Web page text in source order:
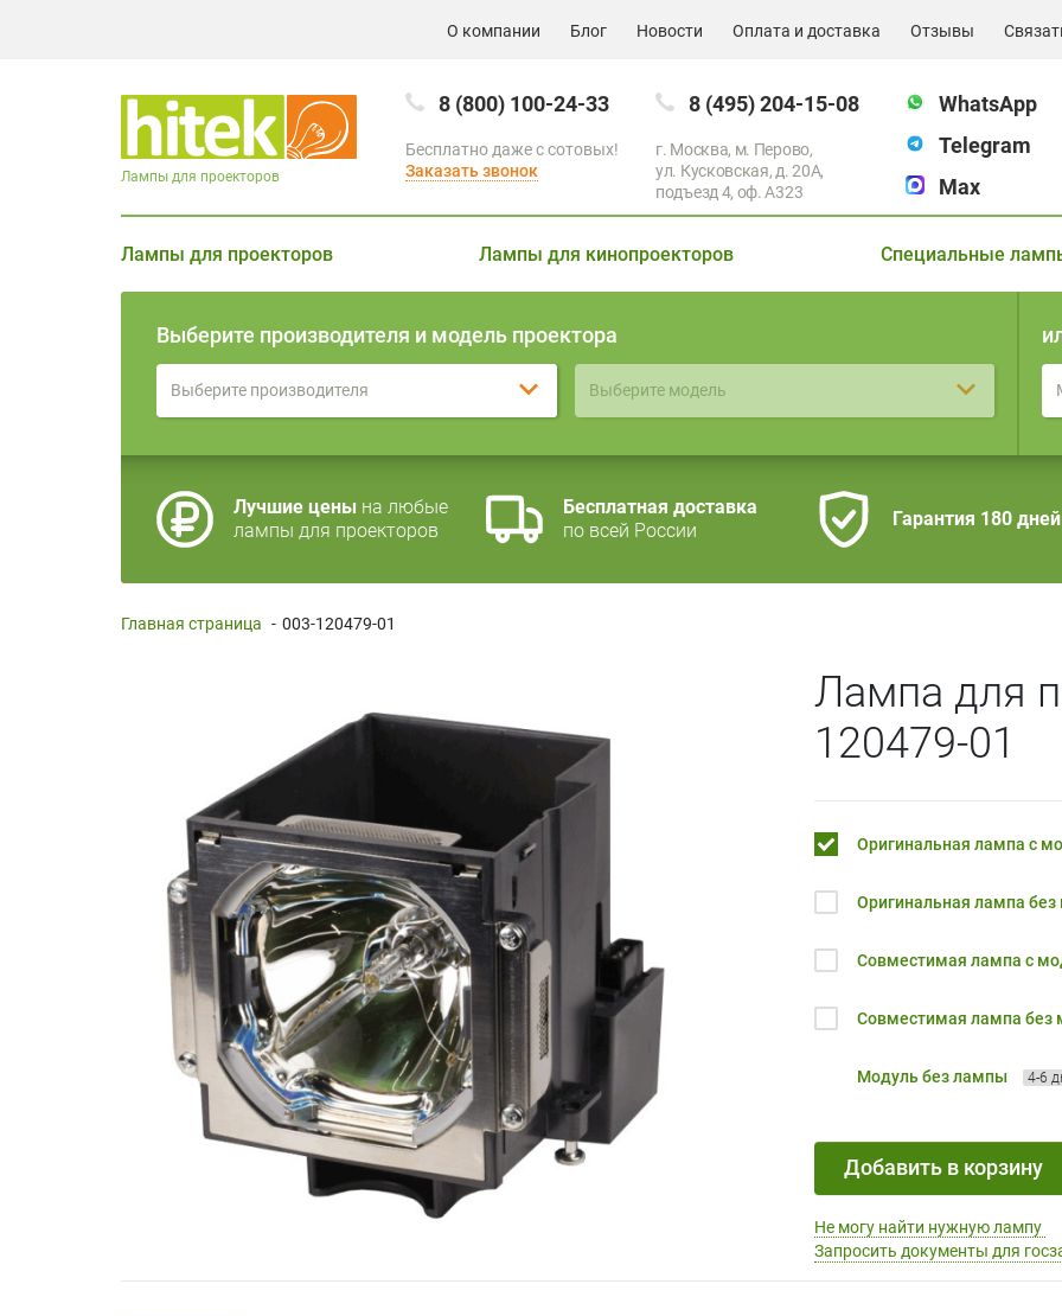
О компании Блог Новости Оплата и доставка Отзывы
8 (800) 100-24-33
Бесплатно даже с сотовых!
Заказать звонок
8 (495) 204-15-08
г. Москва, м. Перово,
ул. Кусковская, д. 20А,
подъезд 4, оф. A323
WhatsApp
Telegram
Max
Лампы для проекторов
Лампы для проекторов Лампы для кинопроекторов Специальные
Выберите производителя и модель проектора
Выберите производителя Выберите модель
Лучшие цены на любые
лампы для проекторов
Бесплатная доставка
по всей России
Гарантия 180 дней
Главная страница - 003-120479-01
Лампа для
120479-01
Оригинальная лампа с
Оригинальная лампа без
Совместимая лампа с
Совместимая лампа без
Модуль без лампы 4-6
Добавить в корзину
Не могу найти нужную лампу
Запросить документы для